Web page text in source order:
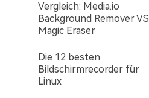
Vergleich: Media.io
Background Remover VS
Magic Eraser
Die 12 besten
Bildschirmrecorder für
Linux